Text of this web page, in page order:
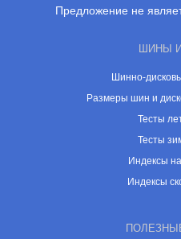
Предложение не
ШИНЫ
Шинно-
Размеры шин и
Тесты
Тесты
Индексы
Индексы